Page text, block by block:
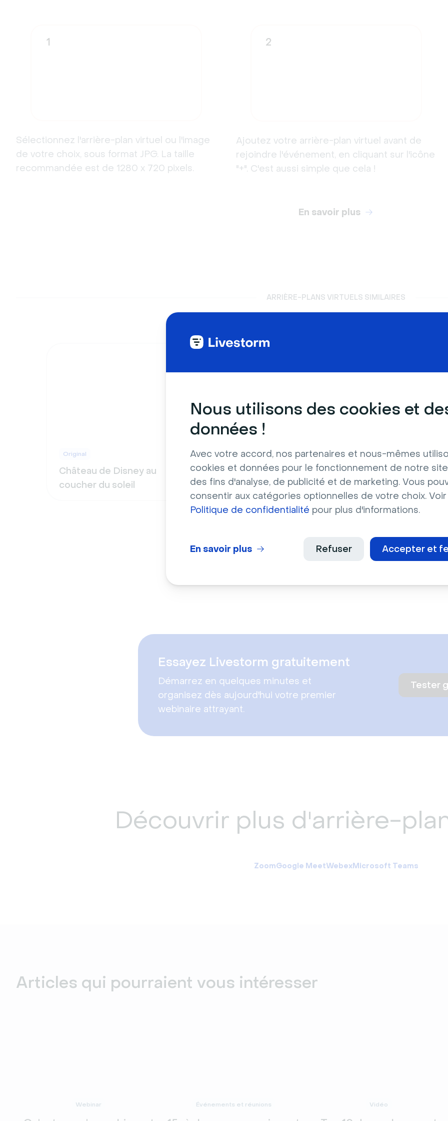
Nous utilisons des cookies et
données !
Avec votre accord, nos partenaires et nous-mêmes
cookies et données pour le fonctionnement de notre site
des fins d'analyse, de publicité et de marketing. Vous
consentir aux catégories optionnelles de votre choix.
Politique de confidentialité pour plus d'informations.
Accepter et
Refuser
En savoir plus
1
Sélectionnez l'arrière-plan virtuel ou l'image
de votre choix, sous format JPG. La taille
recommandée est de 1280 x 720 pixels.
2
Ajoutez votre arrière-plan virtuel avant de
rejoindre l'événement, en cliquant sur l'icône
"+". C'est aussi simple que cela !
En savoir plus
ARRIÈRE-PLANS VIRTUELS SIMILAIRES
Original
Château de Disney au
coucher du soleil
Original
Forteresse de Game of
Thrones
Original
Galaxie lointaine dans
Wars
En savoir plus
Essayez Livestorm gratuitement
Démarrez en quelques minutes et
organisez dès aujourd'hui votre premier
webinaire attrayant.
Tester
Découvrir plus d'arrière-
ZoomGoogle MeetWebexMicrosoft Teams
Articles qui pourraient vous intéresser
Webinar Événements et réunions Vidéo